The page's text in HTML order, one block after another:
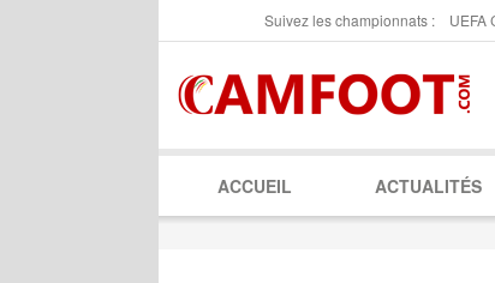
Suivez les championnats : UEFA
ACCUEIL ACTUALITÉS